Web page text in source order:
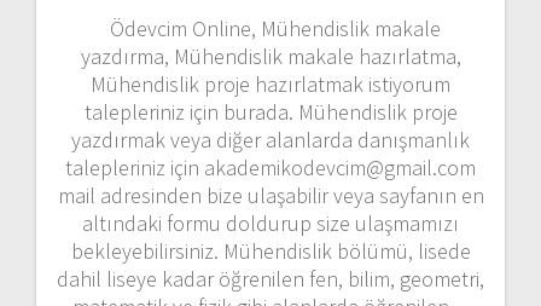
Ödevcim Online, Mühendislik makale
yazdırma, Mühendislik makale hazırlatma,
Mühendislik proje hazırlatmak istiyorum
talepleriniz için burada. Mühendislik proje
yazdırmak veya diğer alanlarda danışmanlık
talepleriniz için akademikodevcim@gmail.com
mail adresinden bize ulaşabilir veya sayfanın en
altındaki formu doldurup size ulaşmamızı
bekleyebilirsiniz. Mühendislik bölümü, lisede
dahil liseye kadar öğrenilen fen, bilim, geometri,